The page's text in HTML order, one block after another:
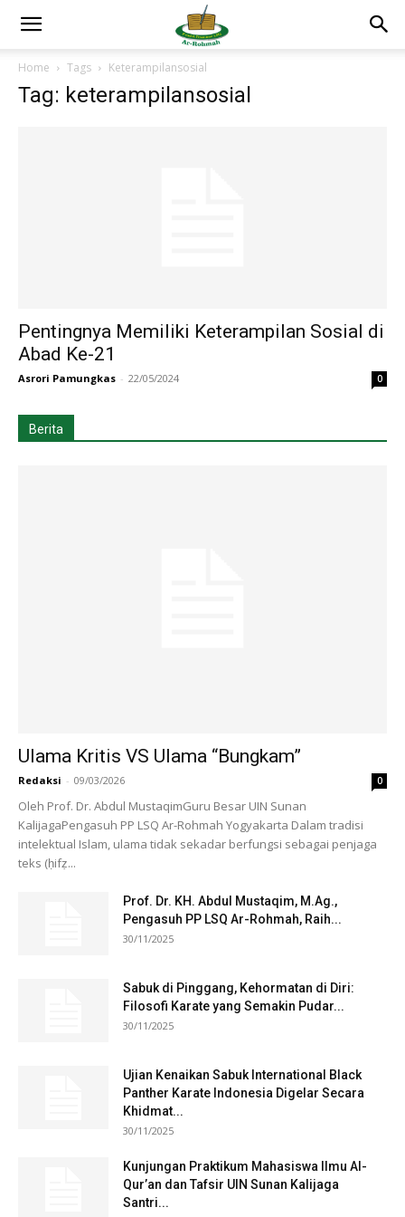
Home Tags Keterampilansosial
Tag: keterampilansosial
Pentingnya Memiliki Keterampilan Sosial di
Abad Ke-21
Asrori Pamungkas - 22/05/2024 0
Berita
Ulama Kritis VS Ulama “Bungkam”
Redaksi - 09/03/2026 0
Oleh Prof. Dr. Abdul MustaqimGuru Besar UIN Sunan
KalijagaPengasuh PP LSQ Ar-Rohmah Yogyakarta Dalam tradisi
intelektual Islam, ulama tidak sekadar berfungsi sebagai penjaga
teks (ḥifẓ...
Prof. Dr. KH. Abdul Mustaqim, M.Ag.,
Pengasuh PP LSQ Ar-Rohmah, Raih...
30/11/2025
Sabuk di Pinggang, Kehormatan di Diri:
Filosofi Karate yang Semakin Pudar...
30/11/2025
Ujian Kenaikan Sabuk International Black
Panther Karate Indonesia Digelar Secara
Khidmat...
30/11/2025
Kunjungan Praktikum Mahasiswa Ilmu Al-
Qur’an dan Tafsir UIN Sunan Kalijaga
Santri...